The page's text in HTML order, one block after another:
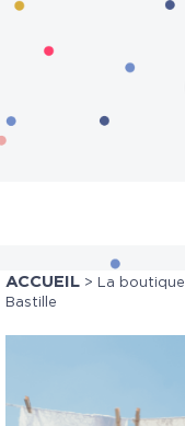
ACCUEIL > La boutique
Bastille